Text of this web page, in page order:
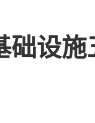
础设施